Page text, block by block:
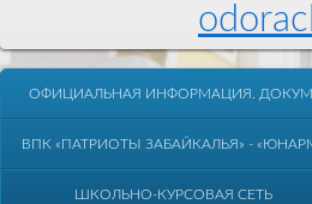
ОФИЦИАЛЬНАЯ ИНФОРМАЦИЯ.
ВПК «ПАТРИОТЫ ЗАБАЙКАЛЬЯ» -
ШКОЛЬНО-КУРСОВАЯ СЕТЬ